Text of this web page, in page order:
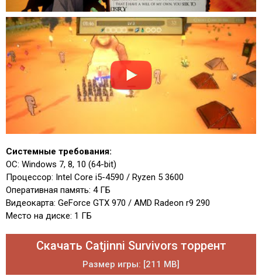
Системные требования:
ОС: Windows 7, 8, 10 (64-bit)
Процессор: Intel Core i5-4590 / Ryzen 5 3600
Оперативная память: 4 ГБ
Видеокарта: GeForce GTX 970 / AMD Radeon r9 290
Место на диске: 1 ГБ
Скачать Catjinni Survivors торрент
Размер игры: [211 MB]